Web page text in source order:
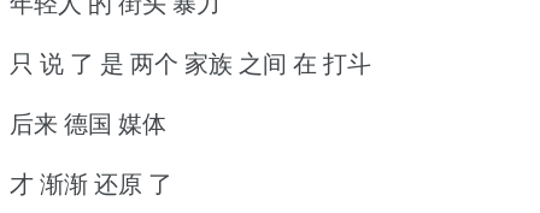
只 说 了 是 两个 家族 之间 在 打斗
后来 德国 媒体
才 渐渐 还原 了